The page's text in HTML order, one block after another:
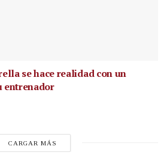
se hace realidad con un
entrenador
CARGAR MÁS